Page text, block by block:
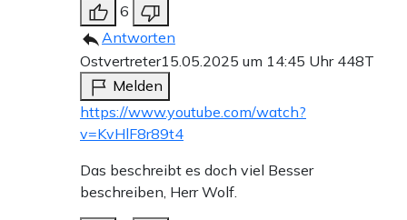
6
Antworten
Ostvertreter15.05.2025 um 14:45 Uhr 448T
Melden
https://www.youtube.com/watch?
v=KvHlF8r89t4
Das beschreibt es doch viel Besser
beschreiben, Herr Wolf.